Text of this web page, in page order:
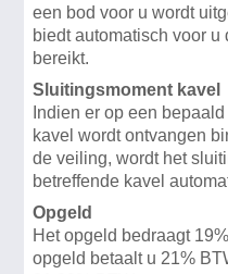
een bod voor u wordt
biedt automatisch voor
bereikt.
Sluitingsmoment kavel
Indien er op een
kavel wordt ontvangen
de veiling, wordt het
betreffende kavel
Opgeld
Het opgeld bedraagt
opgeld betaalt u 21%